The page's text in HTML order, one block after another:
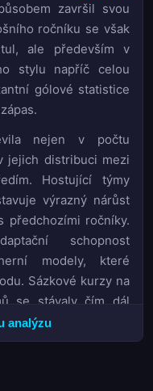
završil svou
ročníku se však
ale především v
stylu napříč celou
gólové statistice
nejen v počtu
jejich distribuci mezi
Hostující týmy
výrazný nárůst
předchozími ročníky.
schopnost
modely, které
Sázkové kurzy na
se stávaly čím dál
museli
k rostoucí
analýzu